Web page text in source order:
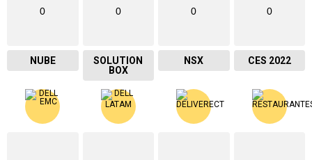
0
NUBE
0
SOLUTION
BOX
0
NSX
0
CES 2022